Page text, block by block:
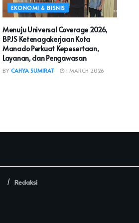
EKONOMI & BISNIS
Menuju Universal Coverage 2026,
BPJS Ketenagakerjaan Kota
Manado Perkuat Kepesertaan,
Layanan, dan Pengawasan
BY CAHYA SUMIRAT 1 MARCH 2026
Redaksi